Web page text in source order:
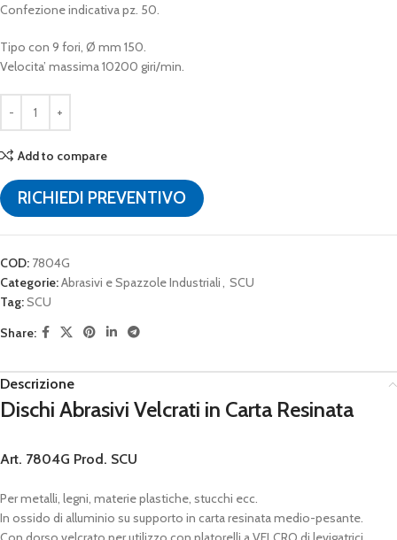
Confezione indicativa pz. 50.
Tipo con 9 fori, Ø mm 150.
Velocita’ massima 10200 giri/min.
Add to compare
RICHIEDI PREVENTIVO
COD: 7804G
Categorie:Abrasivi e Spazzole Industriali, SCU
Tag:SCU
Share:
Descrizione
Dischi Abrasivi Velcrati in Carta Resinata
Art. 7804G Prod. SCU
Per metalli, legni, materie plastiche, stucchi ecc.
In ossido di alluminio su supporto in carta resinata medio-pesante.